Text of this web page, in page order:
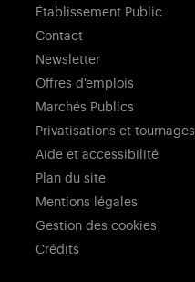
Établissement Public
Contact
Newsletter
Offres d'emplois
Marchés Publics
Privatisations et tournages
Aide et accessibilité
Plan du site
Mentions légales
Gestion des cookies
Crédits